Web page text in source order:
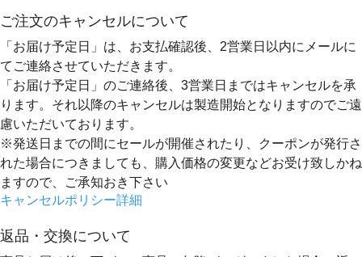
ご注文のキャンセルについて
「お届け予定日」は、お支払確認後、 2営業日以内にメールに
てご連絡させていただきます。
「お届け予定日」のご連絡後、 3営業日まではキャンセルを承
ります。 それ以降のキャンセルは製造開始となりますのでご遠
慮いただいております。
※発送日までの間にセールが開催されたり、クーポンが発行さ
れた場合につきましても、購入価格の変更などお受け致しかね
ますので、ご承知おき下さい
キャンセルポリシー詳細
返品・交換について